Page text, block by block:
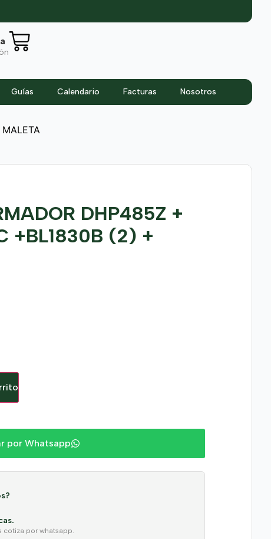
Guías Calendario Facturas Nosotros
DHP485Z +
+BL1830B (2) +
por Whatsapp
cotiza por whatsapp.